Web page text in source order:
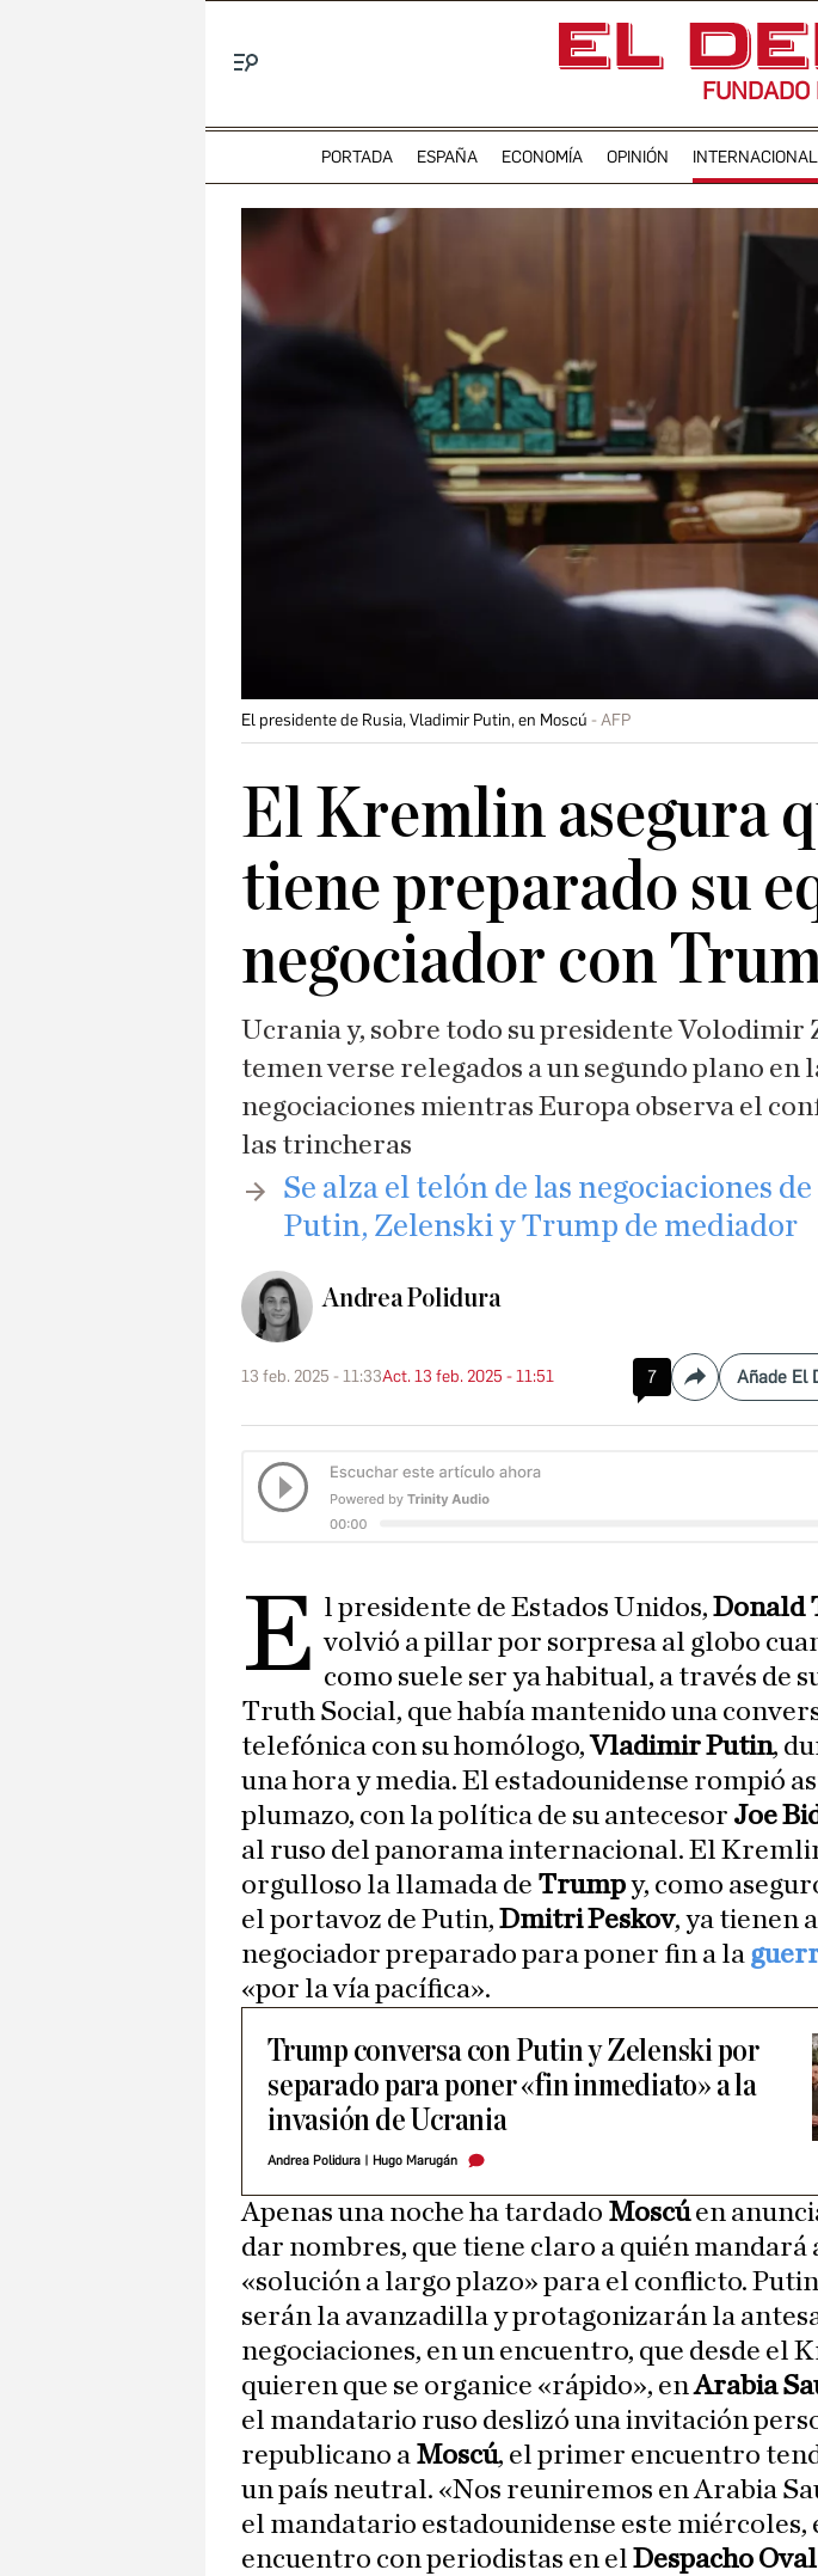
PORTADA ESPAÑA ECONOMÍA OPINIÓN INTERNACIONAL
El presidente de Rusia, Vladimir Putin, en Moscú AFP
El Kremlin asegura
tiene preparado su
negociador con
Ucrania y, sobre todo su presidente Volodimir
temen verse relegados a un segundo plano en
negociaciones mientras Europa observa el
las trincheras
Se alza el telón de las negociaciones de
Putin, Zelenski y Trump de mediador
Andrea Polidura
13 feb. 2025 - 11:33Act. 13 feb. 2025 - 11:51 7 Compartir
Añade El
e l presidente de Estados Unidos,Donald
volvió a pillar por sorpresa al globo
como suele ser ya habitual, a través de
Truth Social, que había mantenido una
telefónica con su homólogo,Vladimir Putin,
una hora y media. El estadounidense rompió
plumazo, con la política de su antecesor Joe
al ruso del panorama internacional. El
orgulloso la llamada de Trumpy, como
el portavoz de Putin, Dmitri Peskov, ya tienen
negociador preparado para poner fin a la
«por la vía pacífica».
Trump conversa con Putin y Zelenski por
separado para poner «fin inmediato» a la
invasión de Ucrania
Andrea Polidura Hugo Marugán
Apenas una noche ha tardado Moscúen
dar nombres, que tiene claro a quién mandará
«solución a largo plazo» para el conflicto.
serán la avanzadilla y protagonizarán la
negociaciones, en un encuentro, que desde el
quieren que se organice «rápido», enArabia
el mandatario ruso deslizó una invitación
republicano a Moscú, el primer encuentro
un país neutral. «Nos reuniremos en Arabia
el mandatario estadounidense este miércoles,
encuentro con periodistas en el Despacho Oval